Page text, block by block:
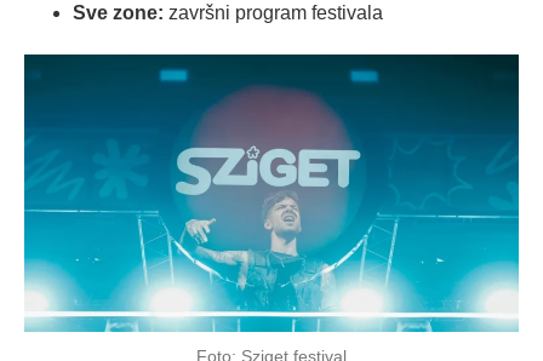
Sve zone: završni program festivala
Foto: Sziget festival